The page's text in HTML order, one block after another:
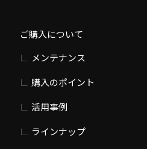
ご購入について
メンテナンス
購入のポイント
活用事例
ラインナップ